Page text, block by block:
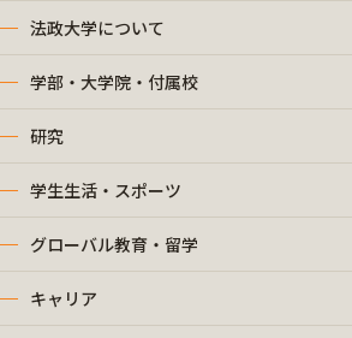
法政大学について
学部・大学院・付属校
研究
学生生活・スポーツ
グローバル教育・留学
キャリア